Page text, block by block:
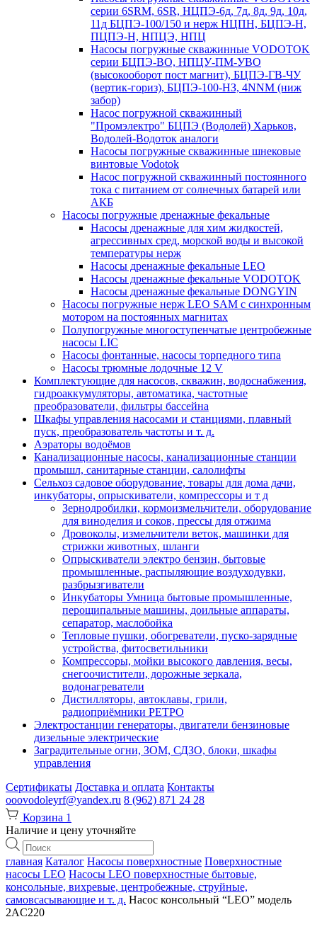
серии 6SRM, 6SR, НЦПЭ-6д, 7д, 8д, 9д, 10д,
11д БЦПЭ-100/150 и нерж НЦПН, БЦПЭ-Н,
ПЦПЭ-Н, НПЦЭ, НПЦ
Насосы погружные скважинные VODOTOK
серии БЦПЭ-ВО, НПЦУ-ПМ-УВО
(высокооборот пост магнит), БЦПЭ-ГВ-ЧУ
(вертик-гориз), БЦПЭ-100-НЗ, 4NNM (ниж
забор)
Насос погружной скважинный
"Промэлектро" БЦПЭ (Водолей) Харьков,
Водолей-Водоток аналоги
Насосы погружные скважинные шнековые
винтовые Vodotok
Насос погружной скважинный постоянного
тока с питанием от солнечных батарей или
АКБ
Насосы погружные дренажные фекальные
Насосы дренажные для хим жидкостей,
агрессивных сред, морской воды и высокой
температуры нерж
Насосы дренажные фекальные LEO
Насосы дренажные фекальные VODOTOK
Насосы дренажные фекальные DONGYIN
Насосы погружные нерж LEO SAM с синхронным
мотором на постоянных магнитах
Полупогружные многоступенчатые центробежные
насосы LIC
Насосы фонтанные, насосы торпедного типа
Насосы трюмные лодочные 12 V
Комплектующие для насосов, скважин, водоснабжения,
гидроаккумуляторы, автоматика, частотные
преобразователи, фильтры бассейна
Шкафы управления насосами и станциями, плавный
пуск, преобразователь частоты и т. д.
Аэраторы водоёмов
Канализационные насосы, канализационные станции
промышл, санитарные станции, салолифты
Сельхоз садовое оборудование, товары для дома дачи,
инкубаторы, опрыскиватели, компрессоры и т д
Зернодробилки, кормоизмельчители, оборудование
для виноделия и соков, прессы для отжима
Дровоколы, измельчители веток, машинки для
стрижки животных, шланги
Опрыскиватели электро бензин, бытовые
промышленные, распыляющие воздуходувки,
разбрызгиватели
Инкубаторы Умница бытовые промышленные,
перощипальные машины, доильные аппараты,
сепаратор, маслобойка
Тепловые пушки, обогреватели, пуско-зарядные
устройства, фитосветильники
Компрессоры, мойки высокого давления, весы,
снегоочистители, дорожные зеркала,
водонагреватели
Дистилляторы, автоклавы, грили,
радиоприёмники РЕТРО
Электростанции генераторы, двигатели бензиновые
дизельные электрические
Заградительные огни, ЗОМ, СДЗО, блоки, шкафы
управления
Сертификаты Доставка и оплата Контакты
ooovodoleyrf@yandex.ru 8 (962) 871 24 28
Корзина 1
Наличие и цену уточняйте
Поиск
товаров
главная Каталог Насосы поверхностные Поверхностные
насосы LEO Насосы LEO поверхностные бытовые,
консольные, вихревые, центробежные, струйные,
самовсасывающие и т. д. Насос консольный “LEO” модель
2AC220